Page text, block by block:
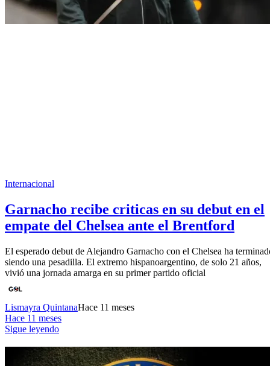
Internacional
Garnacho recibe criticas en su debut en el
empate del Chelsea ante el Brentford
El esperado debut de Alejandro Garnacho con el Chelsea ha
siendo una pesadilla. El extremo hispanoargentino, de solo 21 años,
vivió una jornada amarga en su primer partido oficial
Lismayra QuintanaHace 11 meses
Hace 11 meses
Sigue leyendo